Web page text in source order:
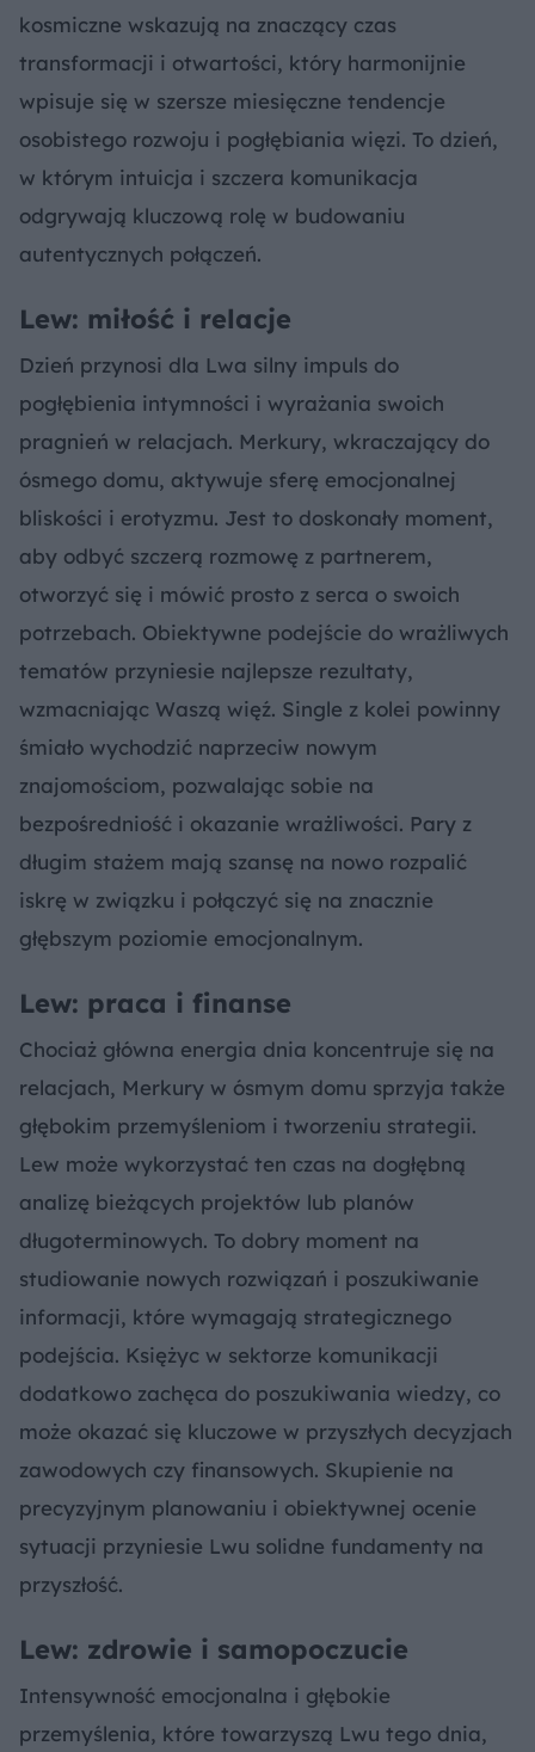
kosmiczne wskazują na znaczący czas
transformacji i otwartości, który harmonijnie
wpisuje się w szersze miesięczne tendencje
osobistego rozwoju i pogłębiania więzi. To dzień,
w którym intuicja i szczera komunikacja
odgrywają kluczową rolę w budowaniu
autentycznych połączeń.
Lew: miłość i relacje
Dzień przynosi dla Lwa silny impuls do
pogłębienia intymności i wyrażania swoich
pragnień w relacjach. Merkury, wkraczający do
ósmego domu, aktywuje sferę emocjonalnej
bliskości i erotyzmu. Jest to doskonały moment,
aby odbyć szczerą rozmowę z partnerem,
otworzyć się i mówić prosto z serca o swoich
potrzebach. Obiektywne podejście do wrażliwych
tematów przyniesie najlepsze rezultaty,
wzmacniając Waszą więź. Single z kolei powinny
śmiało wychodzić naprzeciw nowym
znajomościom, pozwalając sobie na
bezpośredniość i okazanie wrażliwości. Pary z
długim stażem mają szansę na nowo rozpalić
iskrę w związku i połączyć się na znacznie
głębszym poziomie emocjonalnym.
Lew: praca i finanse
Chociaż główna energia dnia koncentruje się na
relacjach, Merkury w ósmym domu sprzyja także
głębokim przemyśleniom i tworzeniu strategii.
Lew może wykorzystać ten czas na dogłębną
analizę bieżących projektów lub planów
długoterminowych. To dobry moment na
studiowanie nowych rozwiązań i poszukiwanie
informacji, które wymagają strategicznego
podejścia. Księżyc w sektorze komunikacji
dodatkowo zachęca do poszukiwania wiedzy, co
może okazać się kluczowe w przyszłych decyzjach
zawodowych czy finansowych. Skupienie na
precyzyjnym planowaniu i obiektywnej ocenie
sytuacji przyniesie Lwu solidne fundamenty na
przyszłość.
Lew: zdrowie i samopoczucie
Intensywność emocjonalna i głębokie
przemyślenia, które towarzyszą Lwu tego dnia,